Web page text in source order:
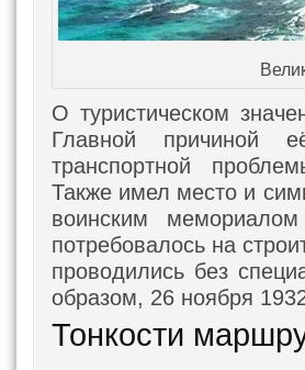
О туристическом
Главной причиной
транспортной
Также имел место и
воинским
потребовалось на
проводились без
образом, 26 ноября
Тонкости